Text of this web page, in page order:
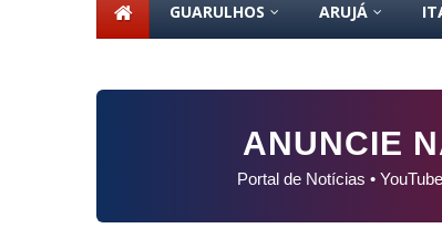
GUARULHOS ARUJÁ
ANUNCIE
Portal de Notícias •